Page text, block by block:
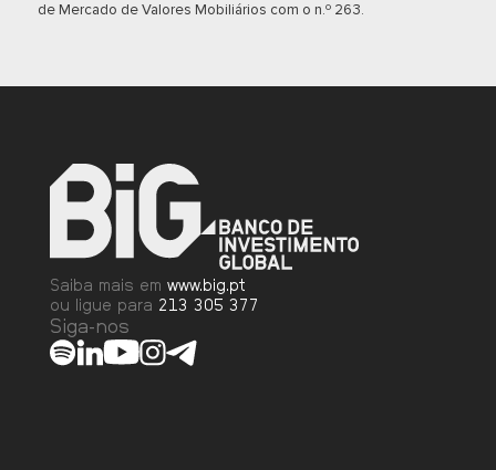
UCITS ETF
de Mercado de Valores Mobiliários com o n.º 263.
Saiba mais em www.big.pt
ou ligue para 213 305 377
Siga-nos